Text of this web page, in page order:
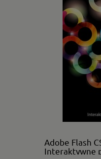
Adobe Flash
Interaktywne